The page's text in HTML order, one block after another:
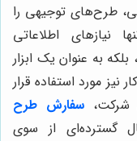
طرح‌های توجیهی را
نیازهای اطلاعاتی
به عنوان یک ابزار
مورد استفاده قرار
شرکت،سفارش طرح
گسترده‌ای از سوی